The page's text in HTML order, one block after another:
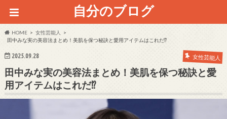
自分のブログ
HOME
女性芸能人
田中みな実の美容法まとめ！美肌を保つ秘訣と愛用アイテムはこれだ⁉
2025.09.28 女性芸能人
田中みな実の美容法まとめ！美肌を保つ秘訣と愛
用アイテムはこれだ⁉